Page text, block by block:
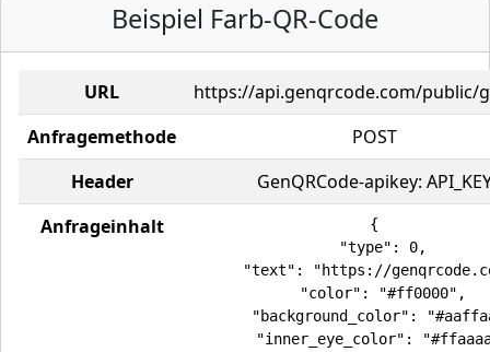
Beispiel Farb-QR-Code
URL
https://api.genqrcode.com/public/
Anfragemethode
POST
Header
GenQRCode-apikey:
Anfrageinhalt
{
  "type": 0,
"text": "https://
  "color": "#ff0000",
"background_color":
"inner_eye_color":